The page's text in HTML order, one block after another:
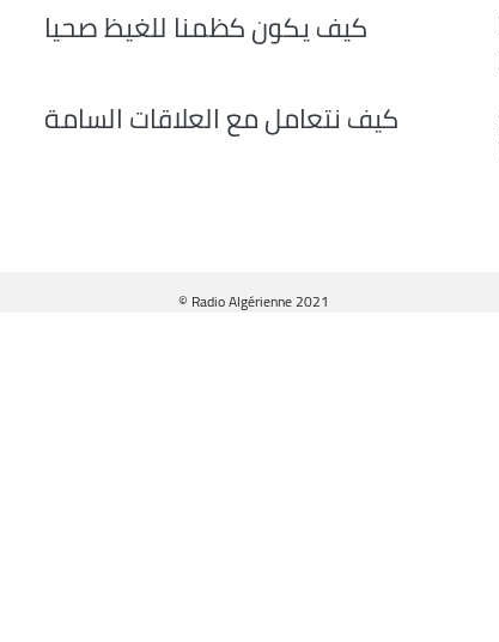
or
كيف يكون كظمنا للغيظ صحيا
كيف نتعامل مع العلاقات السامة
© Radio Algérienne 2021